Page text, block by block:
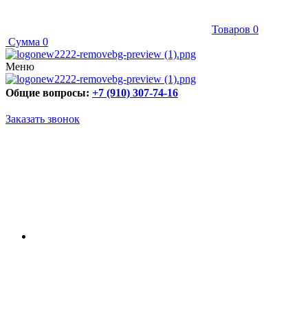
Товаров 0
Сумма 0
Меню
Общие вопросы: +7 (910) 307-74-16
Заказать звонок